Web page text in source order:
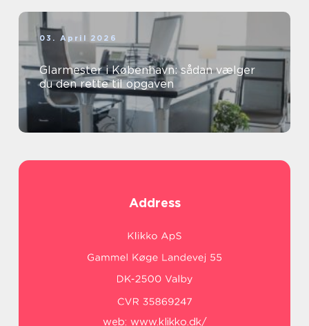
03. April 2026
Glarmester i København: sådan vælger
du den rette til opgaven
Address
web: www.klikko.dk/